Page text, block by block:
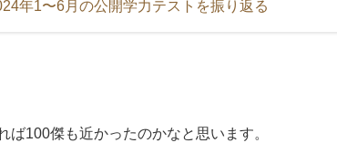
年1〜6月の公開学力テストを振り返る
ば100傑も近かったのかなと思います。